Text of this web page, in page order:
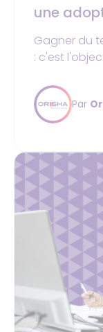
une
équipes
Gagner du
: c'est
Par